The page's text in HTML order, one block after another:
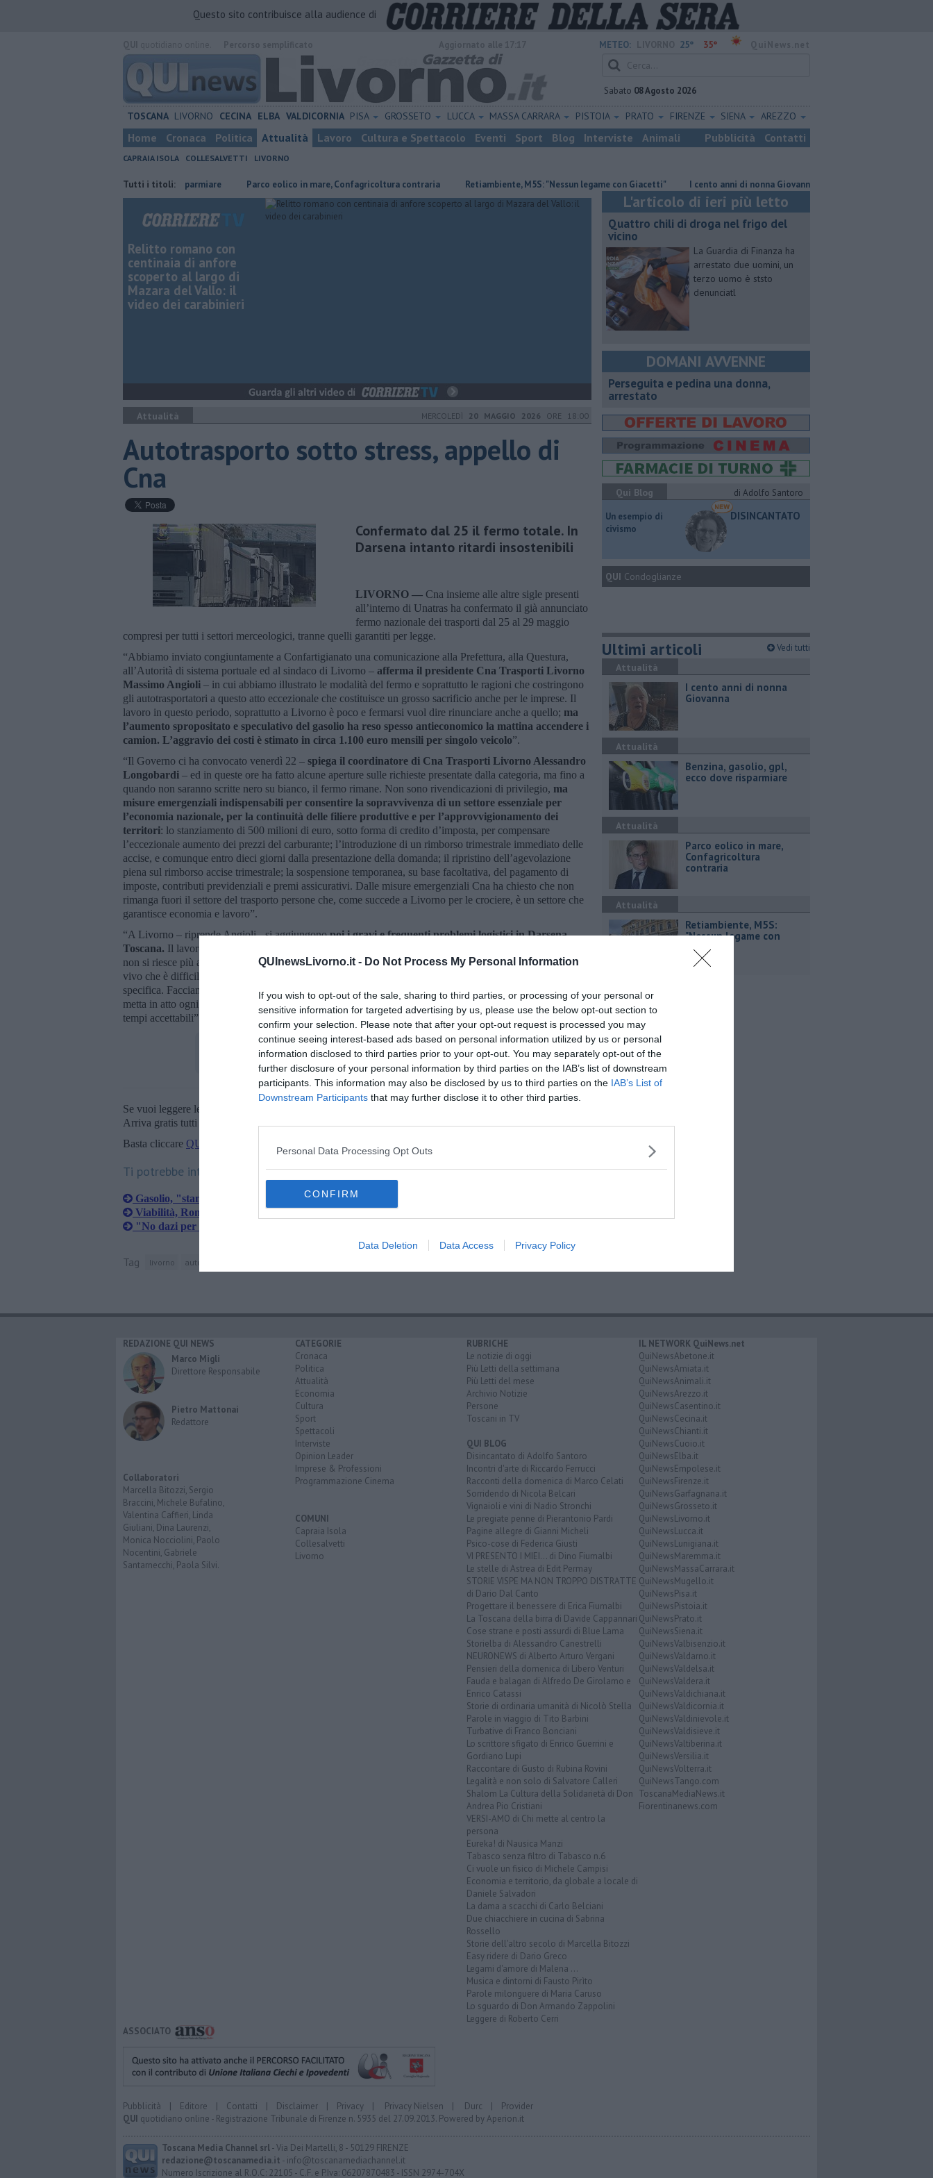
QUInewsLivorno.it - Do Not Process My Personal Information
If you wish to opt-out of the sale, sharing to third parties, or processing of your personal or
sensitive information for targeted advertising by us, please use the below opt-out section to
confirm your selection. Please note that after your opt-out request is processed you may
continue seeing interest-based ads based on personal information utilized by us or personal
information disclosed to third parties prior to your opt-out. You may separately opt-out of the
further disclosure of your personal information by third parties on the IAB’s list of downstream
participants. This information may also be disclosed by us to third parties on the IAB’s List of
Downstream Participants that may further disclose it to other third parties.
Personal Data Processing Opt Outs
CONFIRM
Data Deletion Data Access Privacy Policy
Questo sito contribuisce alla audience di
METEO: 25° 35°
Sabato 08 Agosto 2026
TOSCANA LIVORNO CECINA ELBA VALDICORNIA PISA GROSSETO LUCCA MASSA CARRARA PISTOIA PRATO FIRENZE SIENA AREZZO
Home Cronaca Politica Attualità Lavoro Cultura e Spettacolo Eventi Sport Blog Interviste Animali Pubblicità Contatti
CAPRAIA ISOLA COLLESALVETTI LIVORNO
Tutti i titoli:
​Benzina, gasolio, gpl, ecco dove risparmiare Parco eolico in mare, Confagricoltura contraria Retiambiente, M5S: "Nessun legame con Giacetti" I cento anni di nonna Giovanna ​Benzina, gasolio, gpl, ecco
Relitto romano con
centinaia di anfore
scoperto al largo di
Mazara del Vallo: il
video dei carabinieri
Attualità MERCOLEDÌ 20 MAGGIO 2026 ORE 18:00
Autotrasporto sotto stress, appello di
Cna
Confermato dal 25 il fermo totale. In
Darsena intanto ritardi insostenibili
LIVORNO — Cna insieme alle altre sigle presenti
all’interno di Unatras ha confermato il già annunciato
fermo nazionale dei trasporti dal 25 al 29 maggio
compresi per tutti i settori merceologici, tranne quelli garantiti per legge.
“Abbiamo inviato congiuntamente a Confartigianato una comunicazione alla Prefettura, alla Questura,
all’Autorità di sistema portuale ed al sindaco di Livorno – afferma il presidente Cna Trasporti Livorno
Massimo Angioli – in cui abbiamo illustrato le modalità del fermo e soprattutto le ragioni che costringono
gli autotrasportatori a questo atto eccezionale che costituisce un grosso sacrificio anche per le imprese. Il
lavoro in questo periodo, soprattutto a Livorno è poco e fermarsi vuol dire rinunciare anche a quello; ma
l’aumento spropositato e speculativo del gasolio ha reso spesso antieconomico la mattina accendere i
camion. L’aggravio dei costi è stimato in circa 1.100 euro mensili per singolo veicolo”.
“Il Governo ci ha convocato venerdì 22 – spiega il coordinatore di Cna Trasporti Livorno Alessandro
Longobardi – ed in queste ore ha fatto alcune aperture sulle richieste presentate dalla categoria, ma fino a
quando non saranno scritte nero su bianco, il fermo rimane. Non sono rivendicazioni di privilegio, ma
misure emergenziali indispensabili per consentire la sopravvivenza di un settore essenziale per
l’economia nazionale, per la continuità delle filiere produttive e per l’approvvigionamento dei
territori: lo stanziamento di 500 milioni di euro, sotto forma di credito d’imposta, per compensare
l’eccezionale aumento dei prezzi del carburante; l’introduzione di un rimborso trimestrale immediato delle
accise, e comunque entro dieci giorni dalla presentazione della domanda; il ripristino dell’agevolazione
piena sul rimborso accise trimestrale; la sospensione temporanea, su base facoltativa, del pagamento di
imposte, contributi previdenziali e premi assicurativi. Dalle misure emergenziali Cna ha chiesto che non
rimanga fuori il settore del trasporto persone che, come succede a Livorno per le crociere, è un settore che
garantisce economia e lavoro”.
“A Livorno – riprende Angioli - si aggiungonopoi i gravi e frequenti problemi logistici in Darsena
Toscana. Il lavoro è poco, eppure le attese al carico od allo scarico sono troppo spesso lunghissime. Così
non si riesce più a lavorare, perché anche questi tempi rappresentano per le aziende di trasporto un costo
vivo che è difficile vedersi riconosciuto dalla committenza, nonostante adesso ci sia una normativa
specifica. Facciamo appello all’Autorità Portuale affinchè monitori la situazione ed al terminalista perché
metta in atto ogni azione necessaria su mezzi ed organizzazione affinchè le attese vengano ricondotte a
tempi accettabili”.
Se vuoi leggere le notizie principali della Toscana iscriviti alla
Arriva gratis tutti i giorni alle 20:00 direttamente nella tua casella di posta.
Basta cliccare QUI
Ti potrebbe interessare anche:
Gasolio, "stangata su trasporto e merci"
Viabilità, Romito chiuso ai mezzi pesanti
"No dazi per Ncc livornesi"
Tag livorno autorità portuale
L'articolo di ieri più letto
Quattro chili di droga nel frigo del
vicino
La Guardia di Finanza ha
arrestato due uomini, un
terzo uomo è ststo
denunciatl
DOMANI AVVENNE
Perseguita e pedina una donna,
arrestato
Qui Blog
di Adolfo Santoro
​Un esempio di
civismo
DISINCANTATO
QUI Condoglianze
Ultimi articoli Vedi tutti
Attualità
I cento anni di nonna
Giovanna
Attualità
​Benzina, gasolio, gpl,
ecco dove risparmiare
Attualità
Parco eolico in mare,
Confagricoltura
contraria
Attualità
Retiambiente, M5S:
"Nessun legame con
Giacetti"
REDAZIONE QUI NEWS
Marco Migli
Direttore Responsabile
Pietro Mattonai
Redattore
Collaboratori
Marcella Bitozzi, Sergio
Braccini, Michele Bufalino,
Valentina Caffieri, Linda
Giuliani, Dina Laurenzi,
Monica Nocciolini, Paolo
Nocentini, Gabriele
Santarnecchi, Paola Silvi.
CATEGORIE
Cronaca
Politica
Attualità
Economia
Cultura
Sport
Spettacoli
Interviste
Opinion Leader
Imprese & Professioni
Programmazione Cinema
COMUNI
Capraia Isola
Collesalvetti
Livorno
RUBRICHE
Le notizie di oggi
Più Letti della settimana
Più Letti del mese
Archivio Notizie
Persone
Toscani in TV
QUI BLOG
Disincantato di Adolfo Santoro
Incontri d'arte di Riccardo Ferrucci
Racconti della domenica di Marco Celati
Sorridendo di Nicola Belcari
Vignaioli e vini di Nadio Stronchi
Le pregiate penne di Pierantonio Pardi
Pagine allegre di Gianni Micheli
Psico-cose di Federica Giusti
VI PRESENTO I MIEI... di Dino Fiumalbi
Le stelle di Astrea di Edit Permay
STORIE VISPE MA NON TROPPO DISTRATTE
di Dario Dal Canto
Progettare il benessere di Erica Fiumalbi
La Toscana della birra di Davide Cappannari
Cose strane e posti assurdi di Blue Lama
Storielba di Alessandro Canestrelli
NEURONEWS di Alberto Arturo Vergani
Pensieri della domenica di Libero Venturi
Fauda e balagan di Alfredo De Girolamo e
Enrico Catassi
Storie di ordinaria umanità di Nicolò Stella
Parole in viaggio di Tito Barbini
Turbative di Franco Bonciani
Lo scrittore sfigato di Enrico Guerrini e
Gordiano Lupi
Raccontare di Gusto di Rubina Rovini
Legalità e non solo di Salvatore Calleri
Shalom La Cultura della Solidarietà di Don
Andrea Pio Cristiani
VERSI-AMO di Chi mette al centro la
persona
Eureka! di Nausica Manzi
Tabasco senza filtro di Tabasco n.6
Ci vuole un fisico di Michele Campisi
Economia e territorio, da globale a locale di
Daniele Salvadori
La dama a scacchi di Carlo Belciani
Due chiacchiere in cucina di Sabrina
Rossello
Storie dell'altro secolo di Marcella Bitozzi
Easy ridere di Dario Greco
Legami d'amore di Malena ...
Musica e dintorni di Fausto Pirìto
Parole milonguere di Maria Caruso
Lo sguardo di Don Armando Zappolini
Leggere di Roberto Cerri
IL NETWORK QuiNews.net
QuiNewsAbetone.it
QuiNewsAmiata.it
QuiNewsAnimali.it
QuiNewsArezzo.it
QuiNewsCasentino.it
QuiNewsCecina.it
QuiNewsChianti.it
QuiNewsCuoio.it
QuiNewsElba.it
QuiNewsEmpolese.it
QuiNewsFirenze.it
QuiNewsGarfagnana.it
QuiNewsGrosseto.it
QuiNewsLivorno.it
QuiNewsLucca.it
QuiNewsLunigiana.it
QuiNewsMaremma.it
QuiNewsMassaCarrara.it
QuiNewsMugello.it
QuiNewsPisa.it
QuiNewsPistoia.it
QuiNewsPrato.it
QuiNewsSiena.it
QuiNewsValbisenzio.it
QuiNewsValdarno.it
QuiNewsValdelsa.it
QuiNewsValdera.it
QuiNewsValdichiana.it
QuiNewsValdicornia.it
QuiNewsValdinievole.it
QuiNewsValdisieve.it
QuiNewsValtiberina.it
QuiNewsVersilia.it
QuiNewsVolterra.it
QuiNewsTango.com
ToscanaMediaNews.it
Fiorentinanews.com
ASSOCIATO
Pubblicità | Editore | Contatti | Disclaimer | Privacy | Privacy Nielsen | Durc | Provider
QUI quotidiano online - Registrazione Tribunale di Firenze n. 5935 del 27.09.2013. Powered byAperion.it
Toscana Media Channel srl- Via Dei Martelli, 8 - 50129 FIRENZE
redazione@toscanamedia.it - info@toscanamediachannel.it
Numero Iscrizione al R.O.C: 22105 - C.F. e P.Iva: 06207870483 - ISSN 2974-704X